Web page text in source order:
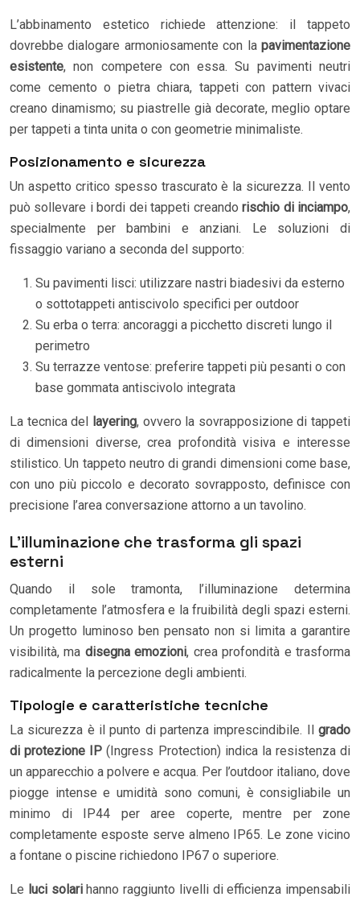
L’abbinamento estetico richiede attenzione: il tappeto
dovrebbe dialogare armoniosamente con la pavimentazione
esistente, non competere con essa. Su pavimenti neutri
come cemento o pietra chiara, tappeti con pattern vivaci
creano dinamismo; su piastrelle già decorate, meglio optare
per tappeti a tinta unita o con geometrie minimaliste.
Posizionamento e sicurezza
Un aspetto critico spesso trascurato è la sicurezza. Il vento
può sollevare i bordi dei tappeti creandorischio di inciampo,
specialmente per bambini e anziani. Le soluzioni di
fissaggio variano a seconda del supporto:
Su pavimenti lisci: utilizzare nastri biadesivi da esterno
o sottotappeti antiscivolo specifici per outdoor
Su erba o terra: ancoraggi a picchetto discreti lungo il
perimetro
Su terrazze ventose: preferire tappeti più pesanti o con
base gommata antiscivolo integrata
La tecnica del layering, ovvero la sovrapposizione di tappeti
di dimensioni diverse, crea profondità visiva e interesse
stilistico. Un tappeto neutro di grandi dimensioni come base,
con uno più piccolo e decorato sovrapposto, definisce con
precisione l’area conversazione attorno a un tavolino.
L’illuminazione che trasforma gli spazi
esterni
Quando il sole tramonta, l’illuminazione determina
completamente l’atmosfera e la fruibilità degli spazi esterni.
Un progetto luminoso ben pensato non si limita a garantire
visibilità, ma disegna emozioni, crea profondità e trasforma
radicalmente la percezione degli ambienti.
Tipologie e caratteristiche tecniche
La sicurezza è il punto di partenza imprescindibile. Il grado
di protezione IP (Ingress Protection) indica la resistenza di
un apparecchio a polvere e acqua. Per l’outdoor italiano, dove
piogge intense e umidità sono comuni, è consigliabile un
minimo di IP44 per aree coperte, mentre per zone
completamente esposte serve almeno IP65. Le zone vicino
a fontane o piscine richiedono IP67 o superiore.
Le luci solarihanno raggiunto livelli di efficienza impensabili